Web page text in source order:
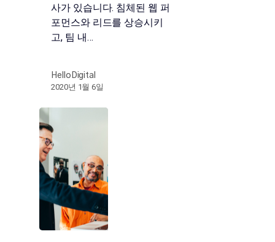
사가 있습니다. 침체된 웹 퍼
포먼스와 리드를 상승시키
고, 팀 내…
HelloDigital
2020년 1월 6일